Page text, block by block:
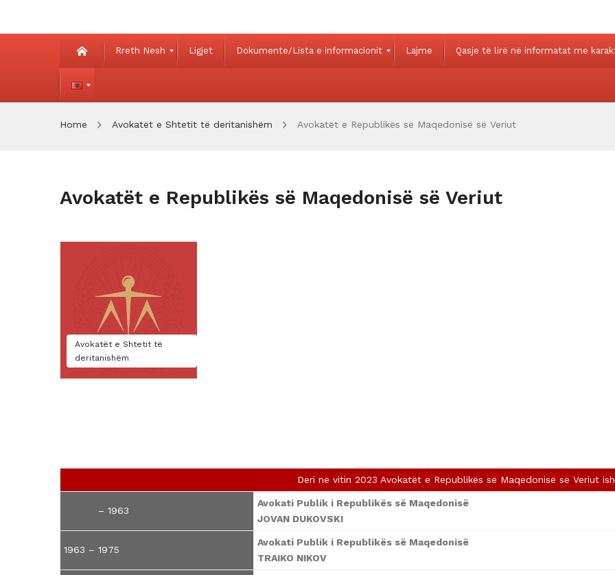
Rreth Nesh Ligjet Dokumente/Lista e informacionit Lajme Qasje të lirë në informatat me
Home Avokatët e Shtetit të deritanishëm Avokatët e Republikës së Maqedonisë së Veriut
Avokatët e Republikës së Maqedonisë së Veriut
Avokatët e Shtetit të
deritanishëm
Deri në vitin 2023 Avokatët e Republikës së Maqedonisë së Veriut
– 1963
Avokati Publik i Republikës së Maqedonisë
JOVAN DUKOVSKI
1963 – 1975
Avokati Publik i Republikës së Maqedonisë
TRAIKO NIKOV